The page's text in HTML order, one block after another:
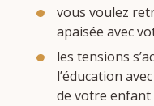
vous voulez
apaisée avec
les tensions
l’éducation
de votre enfant